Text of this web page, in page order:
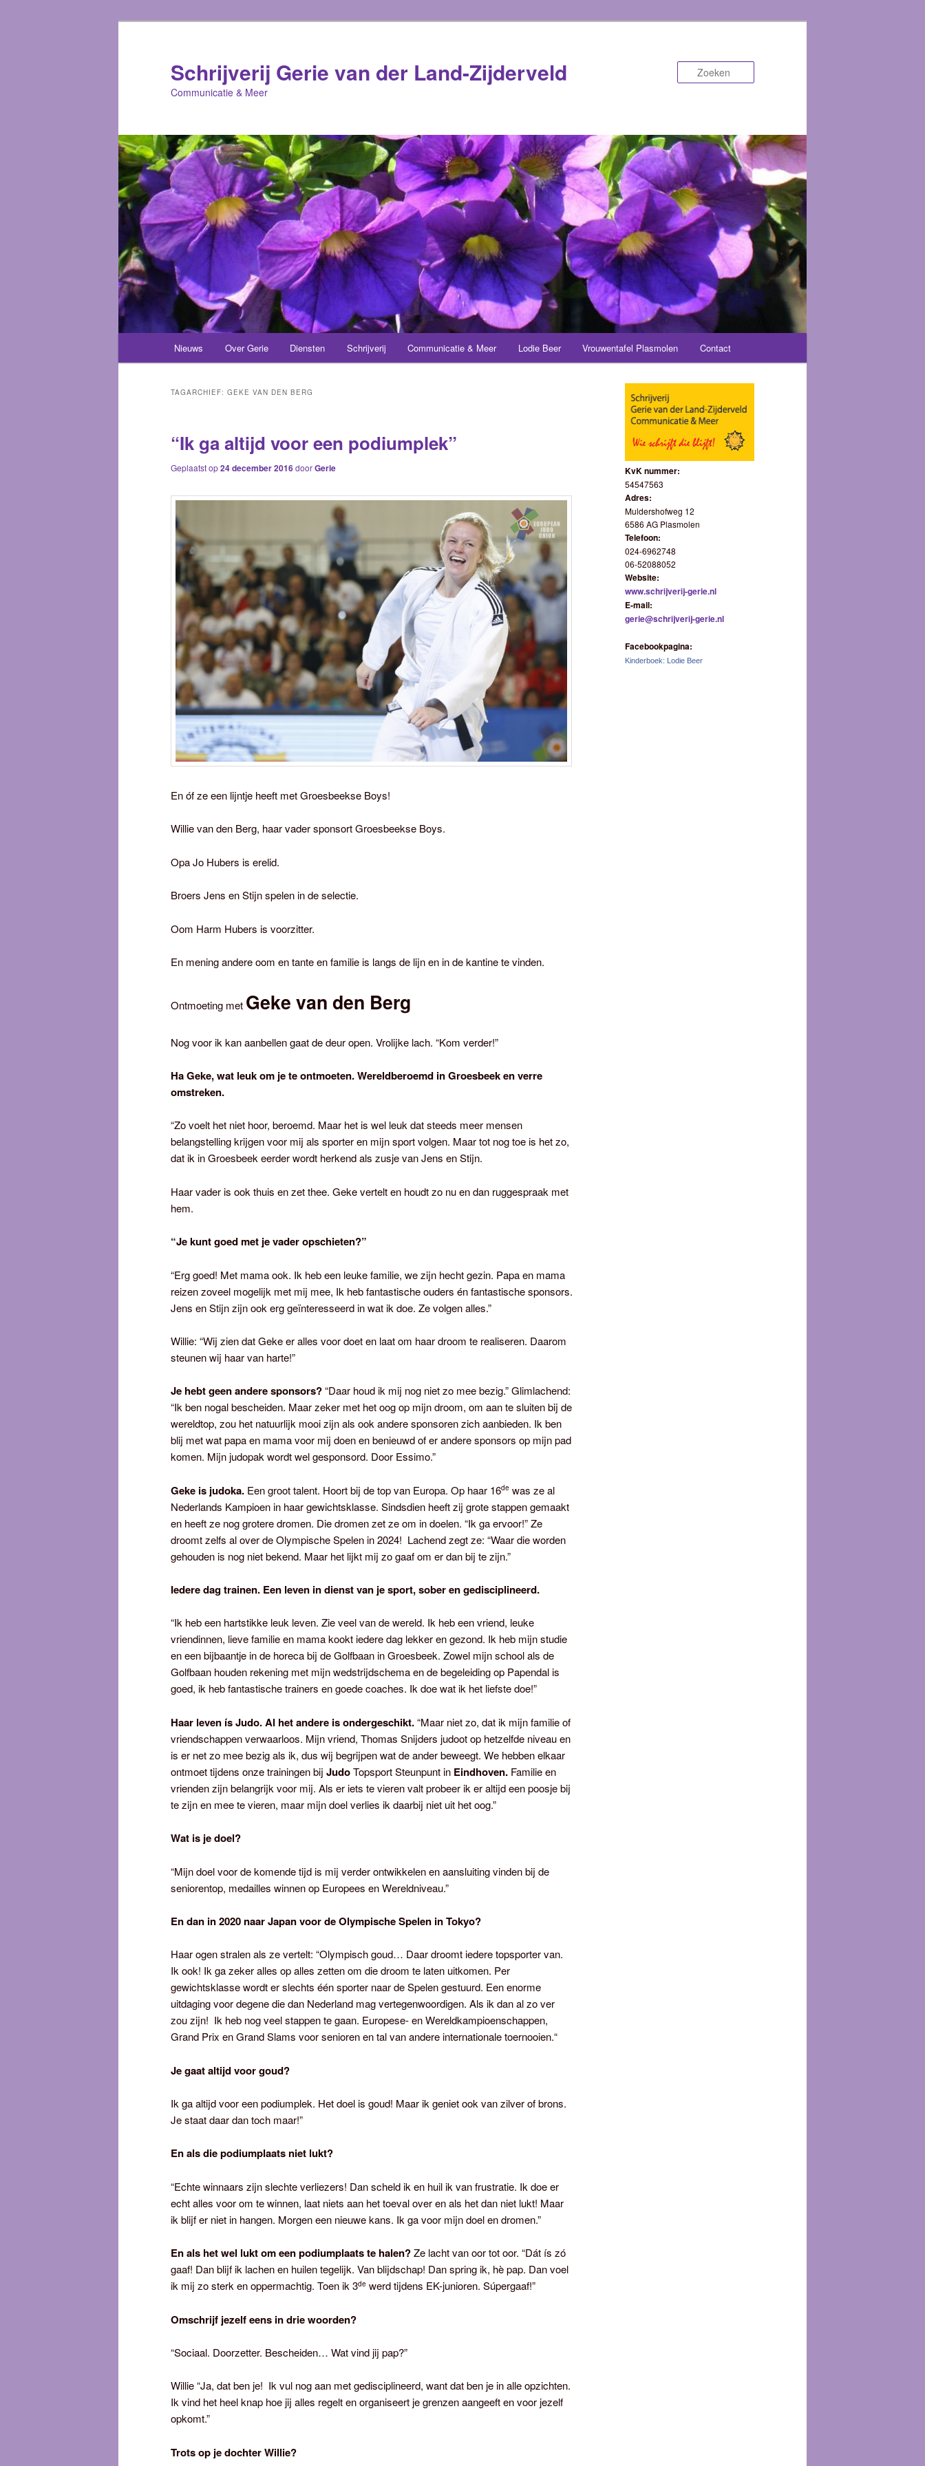
Schrijverij Gerie van der Land-Zijderveld
Communicatie & Meer
Spring
primaire
Spring
secundaire
Nieuws Over Gerie Diensten Schrijverij Communicatie & Meer Lodie Beer Vrouwentafel Plasmolen Contact
TAGARCHIEF: GEKE VAN DEN BERG
“Ik ga altijd voor een podiumplek”
Geplaatst op24 december 2016doorGerie
En óf ze een lijntje heeft met Groesbeekse Boys!
Willie van den Berg, haar vader sponsort Groesbeekse Boys.
Opa Jo Hubers is erelid.
Broers Jens en Stijn spelen in de selectie.
Oom Harm Hubers is voorzitter.
En mening andere oom en tante en familie is langs de lijn en in de kantine te vinden.
Ontmoeting met Geke van den Berg
Nog voor ik kan aanbellen gaat de deur open. Vrolijke lach. “Kom verder!”
Ha Geke, wat leuk om je te ontmoeten. Wereldberoemd in Groesbeek en verre
omstreken.
“Zo voelt het niet hoor, beroemd. Maar het is wel leuk dat steeds meer mensen
belangstelling krijgen voor mij als sporter en mijn sport volgen. Maar tot nog toe is het zo,
dat ik in Groesbeek eerder wordt herkend als zusje van Jens en Stijn.
Haar vader is ook thuis en zet thee. Geke vertelt en houdt zo nu en dan ruggespraak met
hem.
“Je kunt goed met je vader opschieten?”
“Erg goed! Met mama ook. Ik heb een leuke familie, we zijn hecht gezin. Papa en mama
reizen zoveel mogelijk met mij mee, Ik heb fantastische ouders én fantastische sponsors.
Jens en Stijn zijn ook erg geïnteresseerd in wat ik doe. Ze volgen alles.”
Willie: “Wij zien dat Geke er alles voor doet en laat om haar droom te realiseren. Daarom
steunen wij haar van harte!”
Je hebt geen andere sponsors?“Daar houd ik mij nog niet zo mee bezig.” Glimlachend:
“Ik ben nogal bescheiden. Maar zeker met het oog op mijn droom, om aan te sluiten bij de
wereldtop, zou het natuurlijk mooi zijn als ook andere sponsoren zich aanbieden. Ik ben
blij met wat papa en mama voor mij doen en benieuwd of er andere sponsors op mijn pad
komen. Mijn judopak wordt wel gesponsord. Door Essimo.”
Geke is judoka. Een groot talent. Hoort bij de top van Europa. Op haar 16de was ze al
Nederlands Kampioen in haar gewichtsklasse. Sindsdien heeft zij grote stappen gemaakt
en heeft ze nog grotere dromen. Die dromen zet ze om in doelen. “Ik ga ervoor!” Ze
droomt zelfs al over de Olympische Spelen in 2024! Lachend zegt ze: “Waar die worden
gehouden is nog niet bekend. Maar het lijkt mij zo gaaf om er dan bij te zijn.”
Iedere dag trainen. Een leven in dienst van je sport, sober en gedisciplineerd.
“Ik heb een hartstikke leuk leven. Zie veel van de wereld. Ik heb een vriend, leuke
vriendinnen, lieve familie en mama kookt iedere dag lekker en gezond. Ik heb mijn studie
en een bijbaantje in de horeca bij de Golfbaan in Groesbeek. Zowel mijn school als de
Golfbaan houden rekening met mijn wedstrijdschema en de begeleiding op Papendal is
goed, ik heb fantastische trainers en goede coaches. Ik doe wat ik het liefste doe!”
Haar leven ís Judo. Al het andere is ondergeschikt.“Maar niet zo, dat ik mijn familie of
vriendschappen verwaarloos. Mijn vriend, Thomas Snijders judoot op hetzelfde niveau en
is er net zo mee bezig als ik, dus wij begrijpen wat de ander beweegt. We hebben elkaar
ontmoet tijdens onze trainingen bij JudoTopsport Steunpunt in Eindhoven. Familie en
vrienden zijn belangrijk voor mij. Als er iets te vieren valt probeer ik er altijd een poosje bij
te zijn en mee te vieren, maar mijn doel verlies ik daarbij niet uit het oog.”
Wat is je doel?
“Mijn doel voor de komende tijd is mij verder ontwikkelen en aansluiting vinden bij de
seniorentop, medailles winnen op Europees en Wereldniveau.”
En dan in 2020 naar Japan voor de Olympische Spelen in Tokyo?
Haar ogen stralen als ze vertelt: “Olympisch goud… Daar droomt iedere topsporter van.
Ik ook! Ik ga zeker alles op alles zetten om die droom te laten uitkomen. Per
gewichtsklasse wordt er slechts één sporter naar de Spelen gestuurd. Een enorme
uitdaging voor degene die dan Nederland mag vertegenwoordigen. Als ik dan al zo ver
zou zijn! Ik heb nog veel stappen te gaan. Europese- en Wereldkampioenschappen,
Grand Prix en Grand Slams voor senioren en tal van andere internationale toernooien.“
Je gaat altijd voor goud?
Ik ga altijd voor een podiumplek. Het doel is goud! Maar ik geniet ook van zilver of brons.
Je staat daar dan toch maar!”
En als die podiumplaats niet lukt?
“Echte winnaars zijn slechte verliezers! Dan scheld ik en huil ik van frustratie. Ik doe er
echt alles voor om te winnen, laat niets aan het toeval over en als het dan niet lukt! Maar
ik blijf er niet in hangen. Morgen een nieuwe kans. Ik ga voor mijn doel en dromen.”
En als het wel lukt om een podiumplaats te halen?Ze lacht van oor tot oor. “Dát ís zó
gaaf! Dan blijf ik lachen en huilen tegelijk. Van blijdschap! Dan spring ik, hè pap. Dan voel
ik mij zo sterk en oppermachtig. Toen ik 3de werd tijdens EK-junioren. Súpergaaf!”
Omschrijf jezelf eens in drie woorden?
“Sociaal. Doorzetter. Bescheiden… Wat vind jij pap?”
Willie “Ja, dat ben je! Ik vul nog aan met gedisciplineerd, want dat ben je in alle opzichten.
Ik vind het heel knap hoe jij alles regelt en organiseert je grenzen aangeeft en voor jezelf
opkomt.”
Trots op je dochter Willie?
KvK nummer:
54547563
Adres:
Muldershofweg 12
6586 AG Plasmolen
Telefoon:
024-6962748
06-52088052
Website:
www.schrijverij-gerie.nl
E-mail:
gerie@schrijverij-gerie.nl
Facebookpagina:
Kinderboek: Lodie Beer